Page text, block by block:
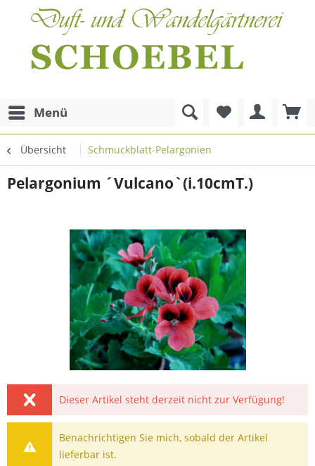
Menü
Übersicht Schmuckblatt-Pelargonien
Pelargonium ´Vulcano`(i.10cmT.)
Dieser Artikel steht derzeit nicht zur Verfügung!
Benachrichtigen Sie mich, sobald der Artikel
lieferbar ist.